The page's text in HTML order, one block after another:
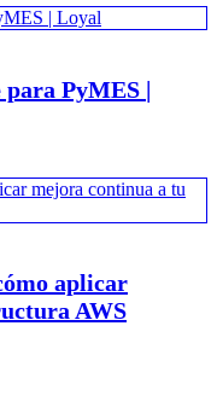
para PyMES |
aplicar
AWS